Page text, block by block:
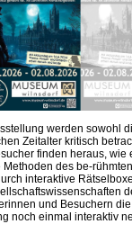
werden sowohl
Zeitalter kritisch
finden heraus, wie
des be-rühmten
interaktive
und Besuchern die
noch einmal interaktiv